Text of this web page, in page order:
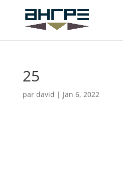
25
par david | Jan 6, 2022